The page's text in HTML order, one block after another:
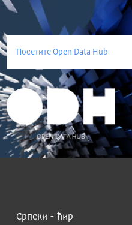
Посетите Open Data Hub